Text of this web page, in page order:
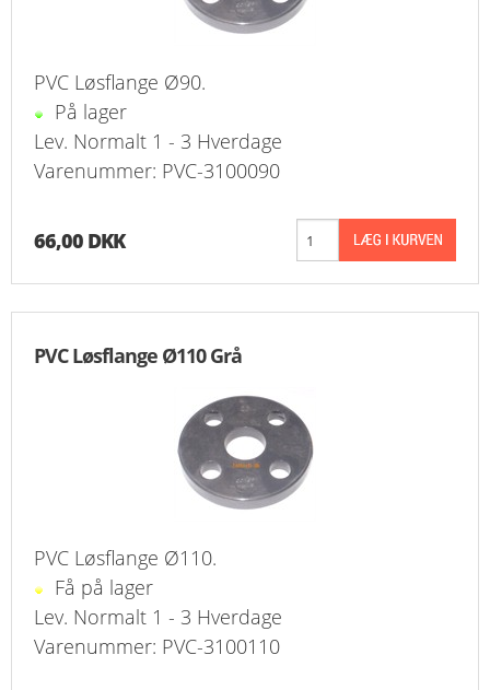
PVC Løsflange Ø90.
På lager
Lev. Normalt 1 - 3 Hverdage
Varenummer: PVC-3100090
66,00 DKK
PVC Løsflange Ø110 Grå
PVC Løsflange Ø110.
Få på lager
Lev. Normalt 1 - 3 Hverdage
Varenummer: PVC-3100110